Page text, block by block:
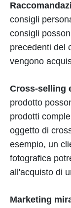
consigli
consigli
precedenti del
vengono
Cross-selling
prodotto
prodotti
oggetto di
esempio, un
fotografica
all'acquisto di
Marketing